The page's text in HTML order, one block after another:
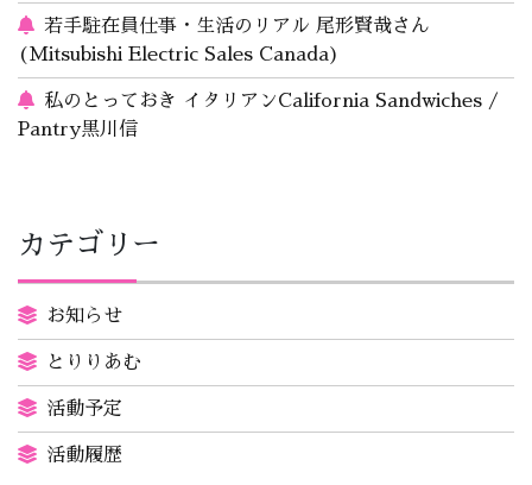
若手駐在員仕事・生活のリアル 尾形賢哉さん
(Mitsubishi Electric Sales Canada)
私のとっておき イタリアンCalifornia Sandwiches /
Pantry黒川信
カテゴリー
お知らせ
とりりあむ
活動予定
活動履歴